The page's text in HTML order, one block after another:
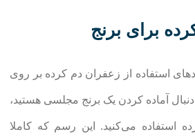
استفاده از زعفران دم کرده بر روی
آماده کردن یک برنج مجلسی هستید،
استفاده می‌کنید. این رسم که کاملا